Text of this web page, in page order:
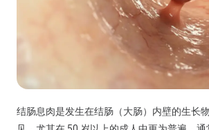
结肠息肉是发生在结肠（大肠）内壁的生长